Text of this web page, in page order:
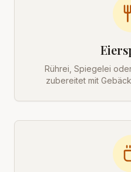
Rührei, Spiegelei
zubereitet mit